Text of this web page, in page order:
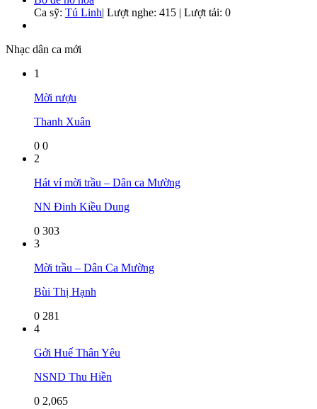
Ca sỹ: Tú Linh| Lượt nghe: 415 | Lượt tải: 0
Nhạc dân ca mới
1
Mời rượu
Thanh Xuân
0 0
2
Hát ví mời trầu – Dân ca Mường
NN Đinh Kiều Dung
0 303
3
Mời trầu – Dân Ca Mường
Bùi Thị Hạnh
0 281
4
Gởi Huế Thân Yêu
NSND Thu Hiền
0 2,065